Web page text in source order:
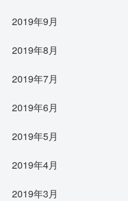
2019年9月
2019年8月
2019年7月
2019年6月
2019年5月
2019年4月
2019年3月